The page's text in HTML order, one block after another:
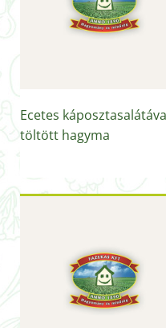
Ecetes
töltött hagyma